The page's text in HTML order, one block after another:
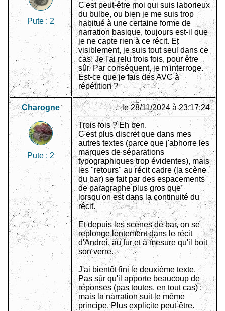
Pute :2
C'est peut-être moi qui suis laborieux
du bulbe, ou bien je me suis trop
habitué à une certaine forme de
narration basique, toujours est-il que
je ne capte rien à ce récit. Et
visiblement, je suis tout seul dans ce
cas. Je l'ai relu trois fois, pour être
sûr. Par conséquent, je m'interroge.
Est-ce que je fais des AVC à
répétition ?
Charogne
Pute : 2
le 28/11/2024 à 23:17:24
Trois fois ? Eh ben.
C'est plus discret que dans mes
autres textes (parce que j'abhorre les
marques de séparations
typographiques trop évidentes), mais
les "retours" au récit cadre (la scène
du bar) se fait par des espacements
de paragraphe plus gros que
lorsqu'on est dans la continuité du
récit.
Et depuis les scènes de bar, on se
replonge lentement dans le récit
d'Andrei, au fur et à mesure qu'il boit
son verre.
J'ai bientôt fini le deuxième texte.
Pas sûr qu'il apporte beaucoup de
réponses (pas toutes, en tout cas) ;
mais la narration suit le même
principe. Plus explicite peut-être.